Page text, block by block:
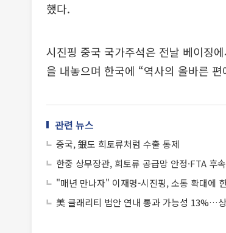
했다.
시진핑 중국 국가주석은 전날 베이징
을 내놓으며 한국에 “역사의 올바른
관련 뉴스
중국, 銀도 희토류처럼 수출 통제
한중 상무장관, 희토류 공급망 안정·FTA 후
"매년 만나자" 이재명-시진핑, 소통 확대에
美 클래리티 법안 연내 통과 가능성 13%…